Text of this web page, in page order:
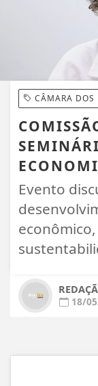
CÂMARA DOS
Evento
18/